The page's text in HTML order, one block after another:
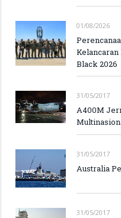
01/08/2026
Black 2026
31/05/2017
A400M
31/05/2017
Australia
31/05/2017